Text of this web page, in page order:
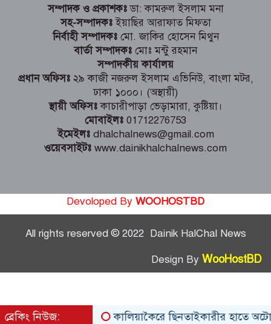
২৬ উপলক্ষে দোয়ার অনুষ্ঠিত হয় নারায়ণগঞ্জে
সম্পাদক ও প্রকাশকঃডা: কামরুল ইসলাম মনা
সহ-সম্পাদকঃইয়াছির আরাফাত মিফতা
নির্বাহী সম্পাদকঃমো. জাকির হোসেন মিথুন
বার্তা সম্পাদকঃ মোঃ মন্টু রহমান
সম্পাদকীয় কার্যালয়
প্রধান অফিসঃ২৯ কাজী নজরুল ইসলাম এভিনিউ, বাংলা মটর,
ঢাকা ১০০০। (অস্থায়ী)
স্থায়ী অফিসঃকাচারীপাড়া ভেড়ামারা, কুষ্টিয়া।
মোবাইলঃ 01712276753
ইমেইলঃdhalchalnews@gmail.com
ওয়েবসাইটঃ www.dainikhalchalnews.com
ব্রেকিং নিউজ: কালিয়াকৈরে ছিনতাইকারীর হাতে
Devoloped By WOOHOSTBD
All rights reserved © 2022 Dainik HalChal News
Design By WooHostBD